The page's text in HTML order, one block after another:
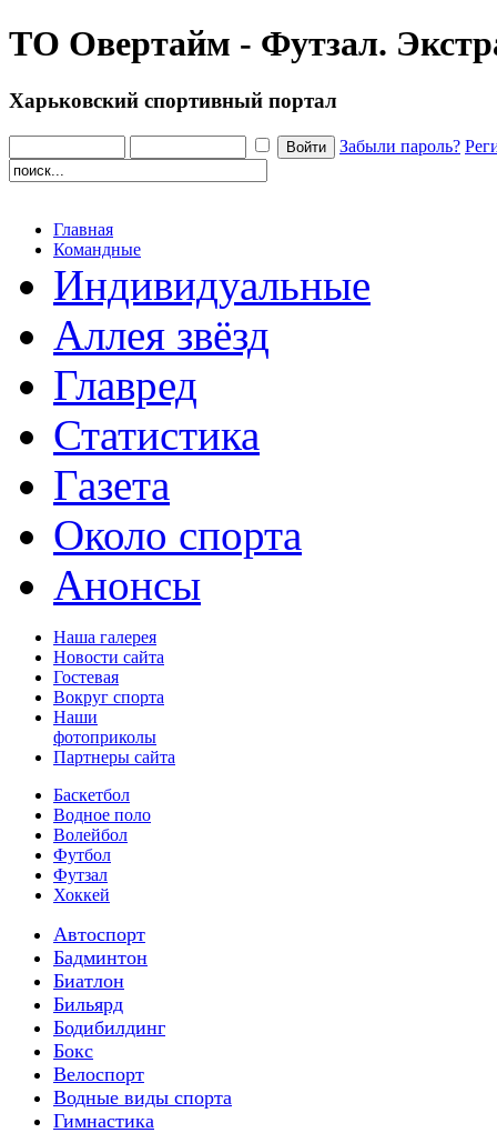
ТО Овертайм - Футзал.
Харьковский спортивный портал
Забыли пароль?
Главная
Командные
Индивидуальные
Аллея звёзд
Главред
Статистика
Газета
Около спорта
Анонсы
Наша галерея
Новости сайта
Гостевая
Вокруг спорта
Наши
фотоприколы
Партнеры сайта
Баскетбол
Водное поло
Волейбол
Футбол
Футзал
Хоккей
Автоспорт
Бадминтон
Биатлон
Бильярд
Бодибилдинг
Бокс
Велоспорт
Водные виды спорта
Гимнастика